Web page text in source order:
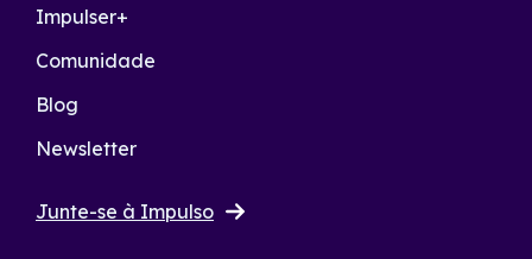
Impulser+
Comunidade
Blog
Newsletter
Junte-se à Impulso